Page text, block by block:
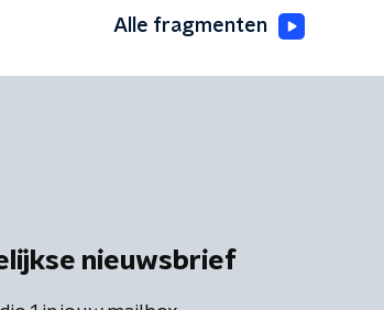
Alle fragmenten
nieuwsbrief